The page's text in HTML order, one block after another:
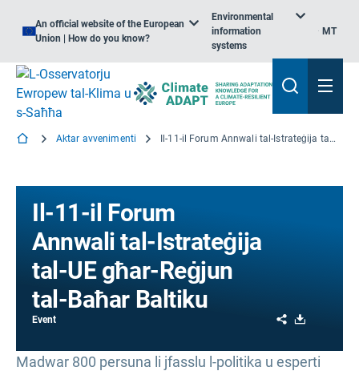
An official website of the European
Union | How do you know?
Environmental
information
systems
MT
Aktar avvenimenti Il-11-il Forum Annwali tal-Istrateġija tal-UE għar-Reġjun tal-Baħar Baltiku
Il-11-il Forum
Annwali tal-Istrateġija
tal-UE għar-Reġjun
tal-Baħar Baltiku
Event Share
Madwar 800 persuna li jfasslu l-politika u esperti